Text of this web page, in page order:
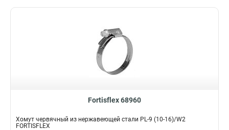
Fortisflex 68960
Хомут червячный из нержавеющей стали PL-9 (10-16)/W2
FORTISFLEX